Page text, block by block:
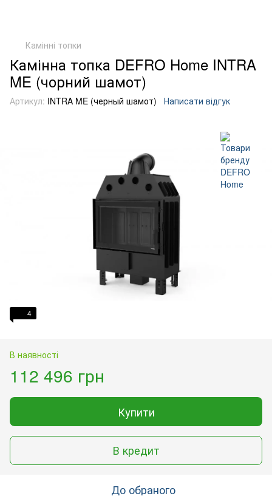
Камінні топки
Камінна топка DEFRO Home INTRA
ME (чорний шамот)
Артикул: INTRA ME (черный шамот) Написати відгук
4
В наявності
112 496 грн
Купити
В кредит
До обраного